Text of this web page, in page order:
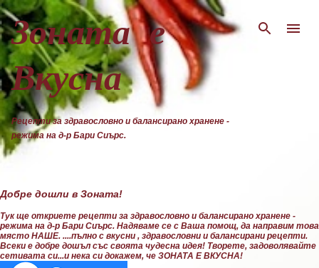
Пропускане към основното съдържание
Зоната е
Вкусна
Рецепти за здравословно и балансирано хранене -
режима на д-р Бари Сиърс.
Добре дошли в Зоната!
Тук ще откриете рецепти за здравословно и балансирано хранене -
режима на д-р Бари Сиърс. Надяваме се с Ваша помощ, да направим това
място НАШЕ. ....пълно с вкусни , здравословни и балансирани рецепти.
Всеки е добре дошъл със своята чудесна идея! Творете, задоволявайте
сетивата си...и нека си докажем, че ЗОНАТА Е ВКУСНА!